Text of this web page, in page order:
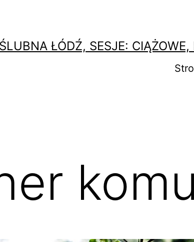
ŁÓDŹ, SESJE: